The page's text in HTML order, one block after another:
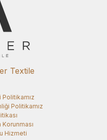
Politikamız
Hizmeti
Textile